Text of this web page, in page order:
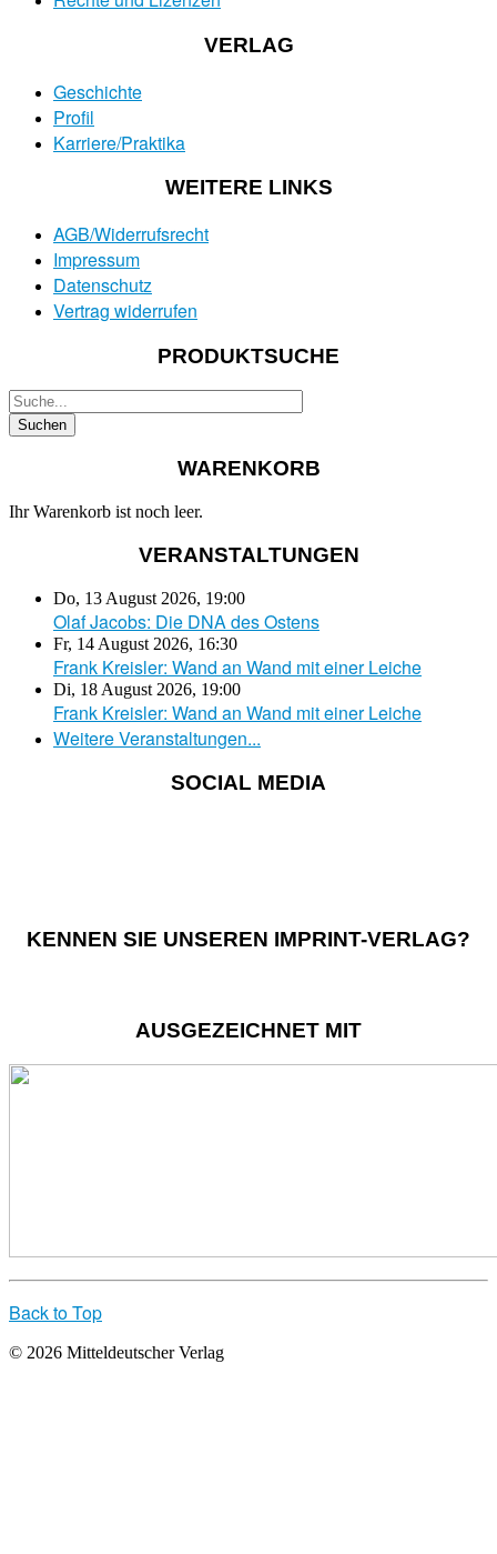
VERLAG
Geschichte
Profil
Karriere/Praktika
WEITERE LINKS
AGB/Widerrufsrecht
Impressum
Datenschutz
Vertrag widerrufen
PRODUKTSUCHE
WARENKORB
Ihr Warenkorb ist noch leer.
VERANSTALTUNGEN
Do, 13 August 2026, 19:00
Olaf Jacobs: Die DNA des Ostens
Fr, 14 August 2026, 16:30
Frank Kreisler: Wand an Wand mit einer Leiche
Di, 18 August 2026, 19:00
Frank Kreisler: Wand an Wand mit einer Leiche
Weitere Veranstaltungen...
SOCIAL MEDIA
KENNEN SIE UNSEREN IMPRINT-VERLAG?
AUSGEZEICHNET MIT
Back to Top
© 2026 Mitteldeutscher Verlag